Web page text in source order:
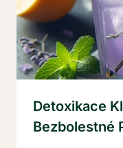
Detoxikace
Bezbolestné